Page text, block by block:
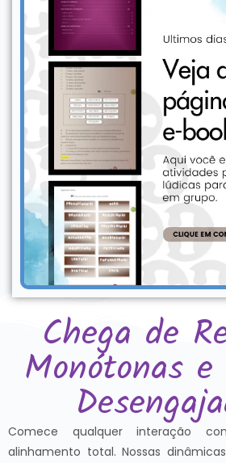
Chega de
Monótonas e
Comece qualquer interação
alinhamento total. Nossas